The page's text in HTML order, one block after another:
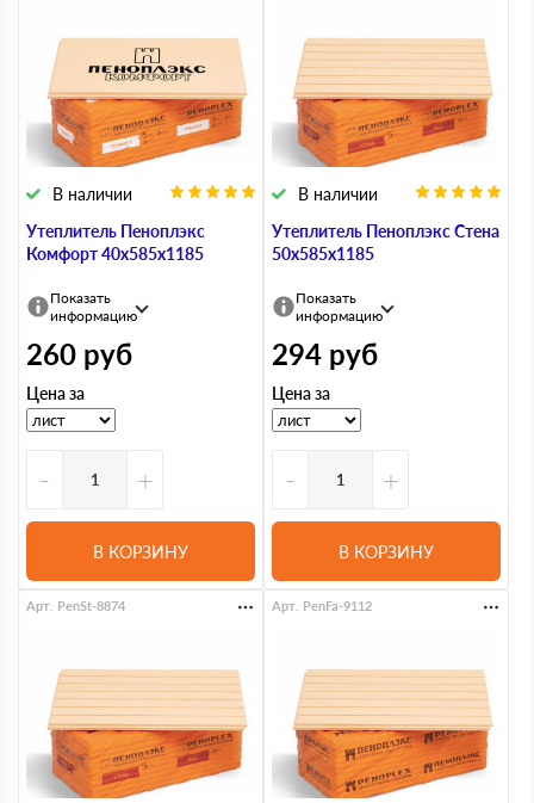
Утеплитель Пеноплэкс
Комфорт 40х585х1185
В наличии
Показать
информацию
260 руб
Цена за
- +
В КОРЗИНУ
Утеплитель Пеноплэкс Стена
50х585х1185
В наличии
Показать
информацию
294 руб
Цена за
- +
В КОРЗИНУ
Арт. PenSt-8874 Арт. PenFa-9112